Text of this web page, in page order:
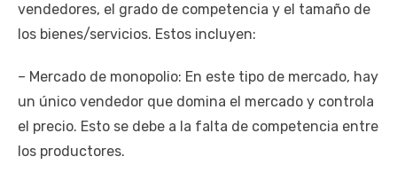
vendedores, el grado de competencia y el tamaño de
los bienes/servicios. Estos incluyen:
– Mercado de monopolio: En este tipo de mercado, hay
un único vendedor que domina el mercado y controla
el precio. Esto se debe a la falta de competencia entre
los productores.